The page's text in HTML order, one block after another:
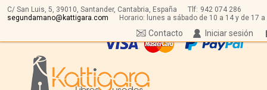
C/ San Luis, 5, 39010, Santander, Cantabria, España Tlf: 942 074 286
segundamano@kattigara.com
Horario: lunes a sábado de 10 a 14 y de 17 a
Iniciar sesión
Contacto